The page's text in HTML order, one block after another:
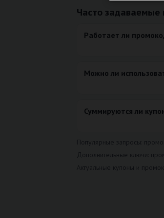
Часто задаваемые
Работает ли
Можно ли
Суммируются ли